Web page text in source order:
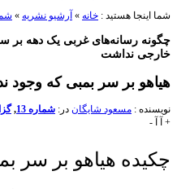
هستید :خانه » آرشیو نشریه » شماره 13
رسانه‌های غربی یک دهه بر سر بمبی
نداشت
بر سر بمبی که وجود
:مسعود شایگان در:شماره 13 ,گزارش |
هیاهو بر سر